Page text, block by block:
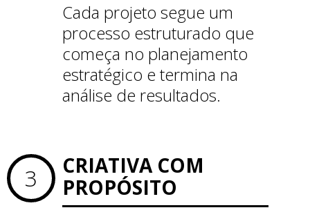
Cada projeto segue um
processo estruturado que
começa no planejamento
estratégico e termina na
análise de resultados.
3
CRIATIVA COM
PROPÓSITO